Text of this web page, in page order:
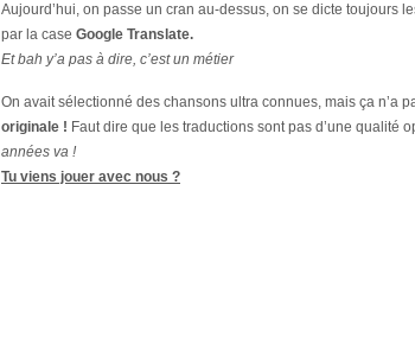
Aujourd’hui, on passe un cran au-dessus, on se dicte toujours
par la case Google Translate.
Et bah y’a pas à dire, c’est un métier
On avait sélectionné des chansons ultra connues, mais ça n’a
originale ! Faut dire que les traductions sont pas d’une qualité
années va !
Tu viens jouer avec nous ?